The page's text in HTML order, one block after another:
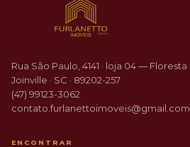
Rua São Paulo, 4141 · loja 04 — Floresta
Joinville · SC · 89202-257
(47) 99123-3062
contato.furlanettoimoveis@gmail.com
ENCONTRAR